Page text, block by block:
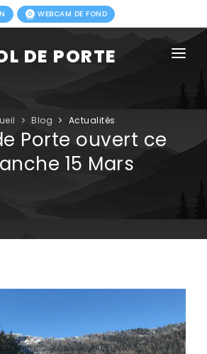
WEBCAM DE FOND
DE PORTE
Blog Actualités
Porte ouvert ce
15 Mars